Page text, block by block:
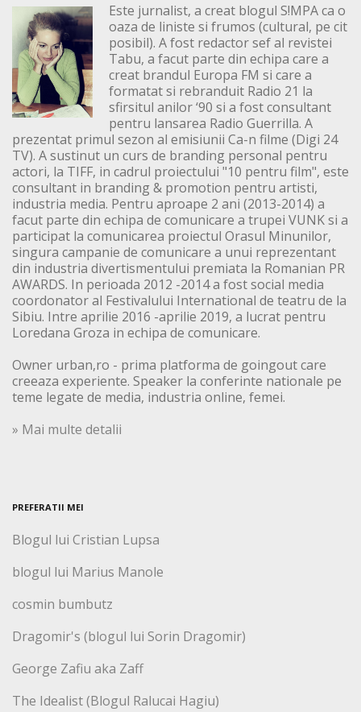
Este jurnalist, a creat blogul S!MPA ca o
oaza de liniste si frumos (cultural, pe cit
posibil). A fost redactor sef al revistei
Tabu, a facut parte din echipa care a
creat brandul Europa FM si care a
formatat si rebranduit Radio 21 la
sfirsitul anilor ‘90 si a fost consultant
pentru lansarea Radio Guerrilla. A
prezentat primul sezon al emisiunii Ca-n filme (Digi 24
TV). A sustinut un curs de branding personal pentru
actori, la TIFF, in cadrul proiectului "10 pentru film", este
consultant in branding & promotion pentru artisti,
industria media. Pentru aproape 2 ani (2013-2014) a
facut parte din echipa de comunicare a trupei VUNK si a
participat la comunicarea proiectul Orasul Minunilor,
singura campanie de comunicare a unui reprezentant
din industria divertismentului premiata la Romanian PR
AWARDS. In perioada 2012 -2014 a fost social media
coordonator al Festivalului International de teatru de la
Sibiu. Intre aprilie 2016 -aprilie 2019, a lucrat pentru
Loredana Groza in echipa de comunicare.
Owner urban,ro - prima platforma de goingout care
creeaza experiente. Speaker la conferinte nationale pe
teme legate de media, industria online, femei.
» Mai multe detalii
PREFERATII MEI
Blogul lui Cristian Lupsa
blogul lui Marius Manole
cosmin bumbutz
Dragomir's (blogul lui Sorin Dragomir)
George Zafiu aka Zaff
The Idealist (Blogul Ralucai Hagiu)